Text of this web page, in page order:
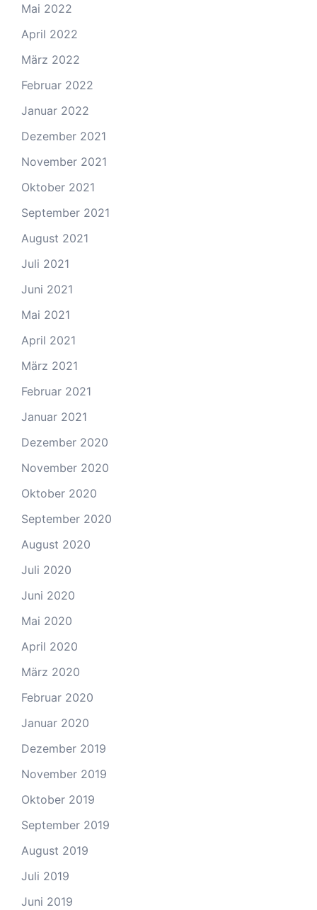
Mai 2022
April 2022
März 2022
Februar 2022
Januar 2022
Dezember 2021
November 2021
Oktober 2021
September 2021
August 2021
Juli 2021
Juni 2021
Mai 2021
April 2021
März 2021
Februar 2021
Januar 2021
Dezember 2020
November 2020
Oktober 2020
September 2020
August 2020
Juli 2020
Juni 2020
Mai 2020
April 2020
März 2020
Februar 2020
Januar 2020
Dezember 2019
November 2019
Oktober 2019
September 2019
August 2019
Juli 2019
Juni 2019